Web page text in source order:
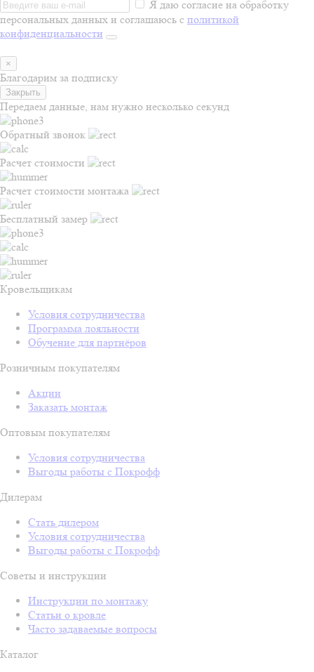
Я даю согласие на обработку
персональных данных и соглашаюсь с политикой
конфиденциальности
×
Благодарим за подписку
Закрыть
Передаем данные, нам нужно несколько секунд
Обратный звонок
Расчет стоимости
Расчет стоимости монтажа
Бесплатный замер
Кровельщикам
Условия сотрудничества
Программа лояльности
Обучение для партнёров
Розничным покупателям
Акции
Заказать монтаж
Оптовым покупателям
Условия сотрудничества
Выгоды работы с Покрофф
Дилерам
Стать дилером
Условия сотрудничества
Выгоды работы с Покрофф
Советы и инструкции
Инструкции по монтажу
Статьи о кровле
Часто задаваемые вопросы
Каталог